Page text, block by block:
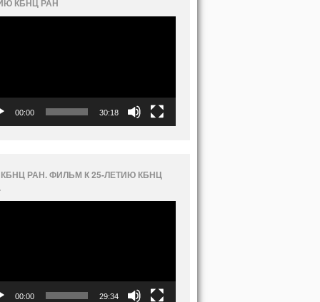
КБНЦ РАН
00:00 30:18
РАН. ФИЛЬМ К 25-ЛЕТИЮ КБНЦ
00:00 29:34